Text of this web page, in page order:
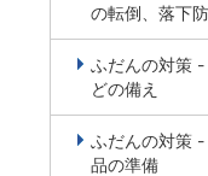
の転倒、落下
ふだんの対策
どの備え
ふだんの対策 -
品の準備